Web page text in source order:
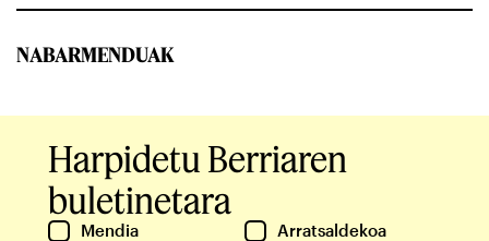
NABARMENDUAK
Harpidetu Berriaren
buletinetara
Mendia
Arratsaldekoa